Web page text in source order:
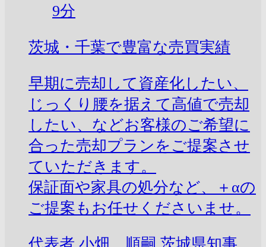
9分
茨城・千葉で豊富な売買実績
早期に売却して資産化したい、
じっくり腰を据えて高値で売却
したい、などお客様のご希望に
合った売却プランをご提案させ
ていただきます。
保証面や家具の処分など、＋αの
ご提案もお任せくださいませ。